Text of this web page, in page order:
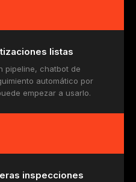
listas
pipeline, chatbot de
automático por
empezar a usarlo.
inspecciones